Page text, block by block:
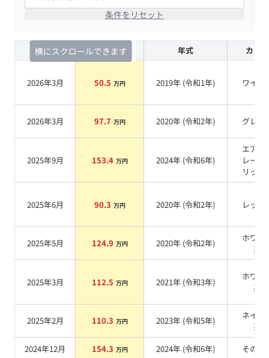
条件をリセット
横にスクロールできます
査定時期 セルカ実績 年式 カラー
2026年3月 50.5 万円 2019年 (令和1年) ワイン
2026年3月 97.7 万円 2020年 (令和2年) グレー
2025年9月 153.4 万円 2024年 (令和6年)
エアロ
レーメ
リック
2025年6月 90.3 万円 2020年 (令和2年) レッド
2025年5月 124.9 万円 2020年 (令和2年)
ホワイ
系
2025年3月 112.5 万円 2021年 (令和3年)
ホワイ
系
2025年2月 110.3 万円 2023年 (令和5年)
ネイビ
系
2024年12月
154.3 万円 2024年 (令和6年) その他